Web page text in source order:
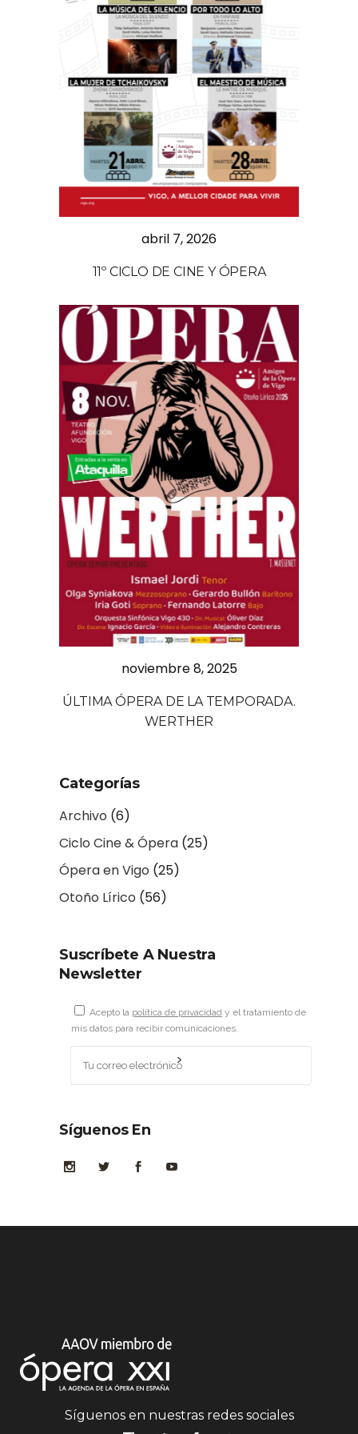
abril 7, 2026
11º CICLO DE CINE Y ÓPERA
noviembre 8, 2025
ÚLTIMA ÓPERA DE LA TEMPORADA.
WERTHER
Categorías
Archivo (6)
Ciclo Cine & Ópera (25)
Ópera en Vigo (25)
Otoño Lírico (56)
Suscríbete A Nuestra
Newsletter
Acepto la política de privacidad y el tratamiento de
mis datos para recibir comunicaciones.
Síguenos En
Síguenos en nuestras redes sociales